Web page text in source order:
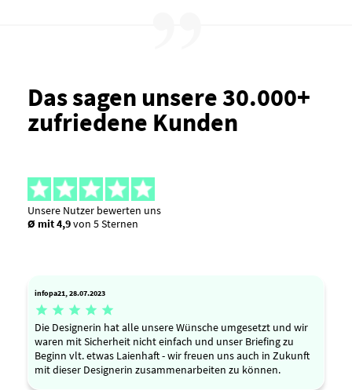
Das sagen unsere 30.000+
zufriedene Kunden
Unsere Nutzer bewerten uns
Ø mit 4,9von 5 Sternen
infopa21, 28.07.2023
    
Die Designerin hat alle unsere Wünsche umgesetzt und wir
waren mit Sicherheit nicht einfach und unser Briefing zu
Beginn vlt. etwas Laienhaft - wir freuen uns auch in Zukunft
mit dieser Designerin zusammenarbeiten zu können.